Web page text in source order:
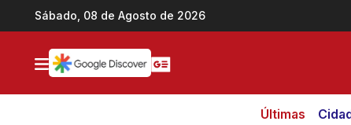
Ir direto pro conteúdo
Sábado, 08 de Agosto de 2026
Últimas